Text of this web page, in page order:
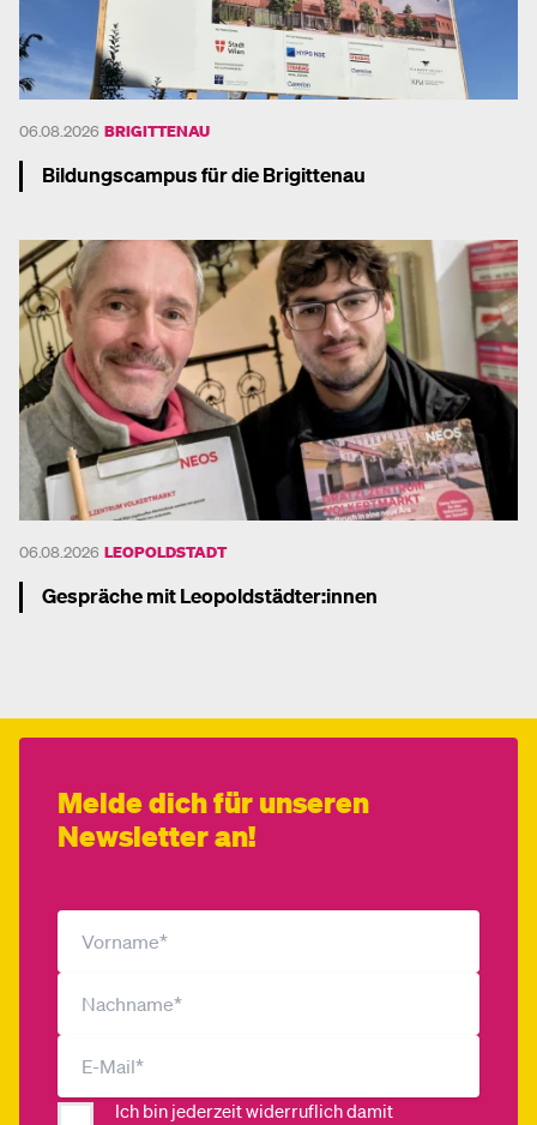
06.08.2026 BRIGITTENAU
Bildungscampus für die Brigittenau
06.08.2026 LEOPOLDSTADT
Gespräche mit Leopoldstädter:innen
Melde dich für unseren
Newsletter an!
Ich bin jederzeit widerruflich damit